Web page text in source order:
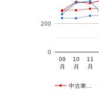
中古車…
09
月
10
月
11
月
0
200